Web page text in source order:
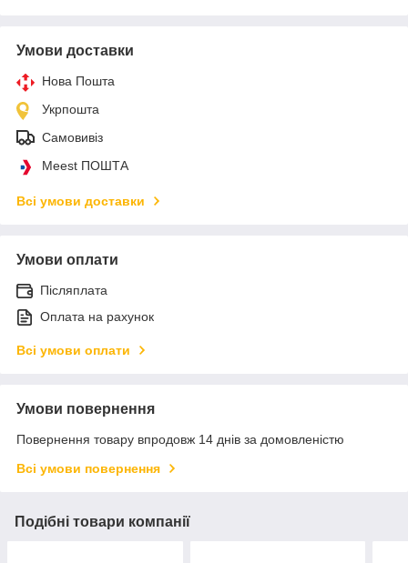
Умови доставки
Нова Пошта
Укрпошта
Самовивіз
Meest ПОШТА
Всі умови доставки
Умови оплати
Післяплата
Оплата на рахунок
Всі умови оплати
Умови повернення
Повернення товару впродовж 14 днів за домовленістю
Всі умови повернення
Подібні товари компанії